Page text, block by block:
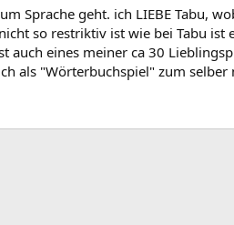
Sprache geht. ich LIEBE Tabu,
so restriktiv ist wie bei Tabu ist
auch eines meiner ca 30
als "Wörterbuchspiel" zum selber